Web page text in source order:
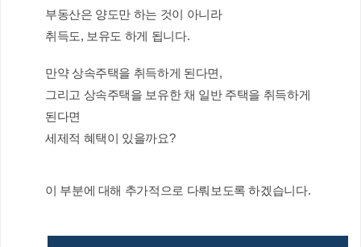
부동산은 양도만 하는 것이 아니라
취득도, 보유도 하게 됩니다.
만약 상속주택을 취득하게 된다면,
그리고 상속주택을 보유한 채 일반 주택을 취득하게
된다면
세제적 혜택이 있을까요?
이 부분에 대해 추가적으로 다뤄보도록 하겠습니다.